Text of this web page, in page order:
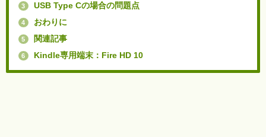
3 USB Type Cの場合の問題点
4 おわりに
5 関連記事
6 Kindle専用端末：Fire HD 10